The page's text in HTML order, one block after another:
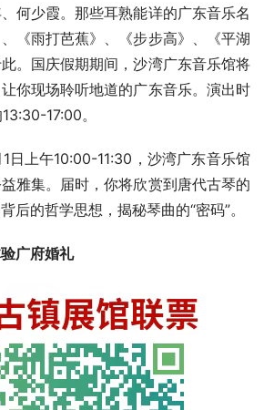
何少霞。那些耳熟能详的广东音乐名
《雨打芭蕉》、《步步高》、《平湖
。国庆假期期间，沙湾广东音乐馆将
你现场聆听地道的广东音乐。演出时
17:00。
日上午10:00-11:30，沙湾广东音乐馆
雅集。届时，你将欣赏到唐代古琴的
后的哲学思想，揭秘琴曲的“密码”。
广府婚礼